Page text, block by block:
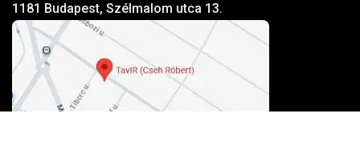
1181 Budapest, Szélmalom utca 13.